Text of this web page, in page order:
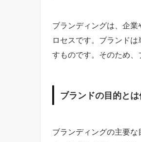
ブランディングは、企
ロセスです。ブランド
すものです。そのため、
ブランドの目的と
ブランディングの主要